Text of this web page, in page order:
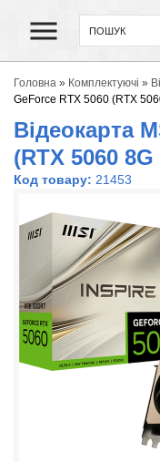
Головна » Комплектуючі »
GeForce RTX 5060 (RTX
Відеокарта
(RTX 5060
Код товару: 21453